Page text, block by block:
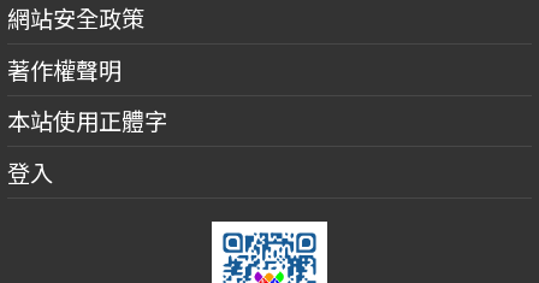
網站安全政策
著作權聲明
本站使用正體字
登入